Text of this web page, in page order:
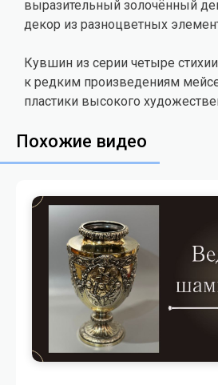
выразительный золочённый
декор из разноцветных
Кувшин из серии четыре стихии
к редким произведениям
пластики высокого
Похожие видео